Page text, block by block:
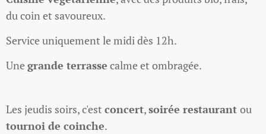
du coin et savoureux.
Service uniquement le midi dès 12h.
Unegrande terrasse calme et ombragée.
Les jeudis soirs, c'est concert,soirée restaurant ou
tournoi de coinche.